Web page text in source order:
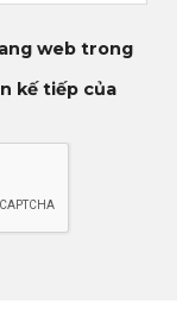
web trong
kế tiếp của